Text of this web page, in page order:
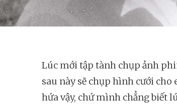
Lúc mới tập tành chụp ảnh
sau này sẽ chụp hình cưới
hứa vậy, chứ mình chẳng biết